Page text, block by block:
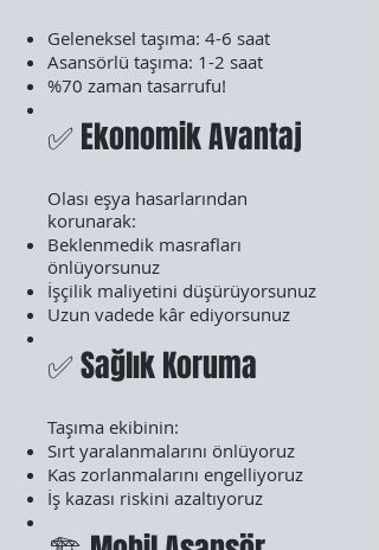
Geleneksel taşıma: 4-6 saat
Asansörlü taşıma: 1-2 saat
%70 zaman tasarrufu!
✅ Ekonomik Avantaj
Olası eşya hasarlarından
korunarak:
Beklenmedik masrafları
önlüyorsunuz
İşçilik maliyetini düşürüyorsunuz
Uzun vadede kâr ediyorsunuz
✅ Sağlık Koruma
Taşıma ekibinin:
Sırt yaralanmalarını önlüyoruz
Kas zorlanmalarını engelliyoruz
İş kazası riskini azaltıyoruz